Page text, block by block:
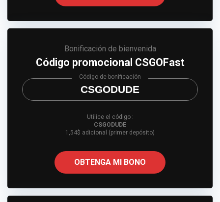
Bonificación de bienvenida
Código promocional CSGOFast
CSGODUDE
Código de bonificación
Utilice el código :
CSGODUDE
1,54$ adicional (primer depósito)
OBTENGA MI BONO